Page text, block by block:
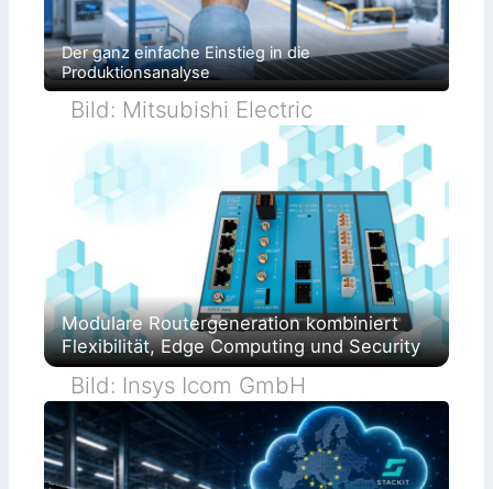
Der ganz einfache Einstieg in die
Produktionsanalyse
Bild: Mitsubishi Electric
Modulare Routergeneration kombiniert
Flexibilität, Edge Computing und Security
Bild: Insys Icom GmbH